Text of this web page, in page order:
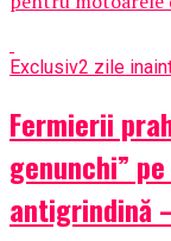
Exclusiv2 zile
Fermierii
genunchi”
antigrindină